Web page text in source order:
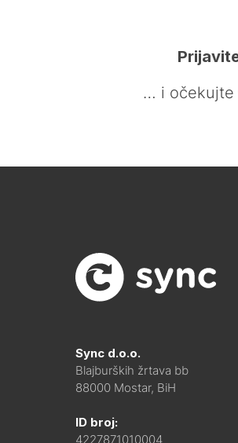
… i očekujte
Sync d.o.o.
Blajburških žrtava bb
88000 Mostar, BiH
ID broj:
4227871010004